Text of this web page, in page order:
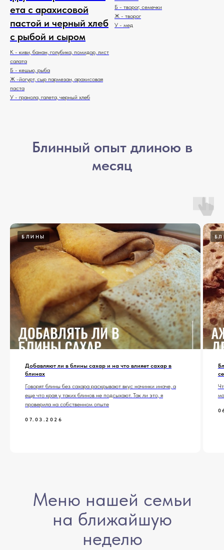
ета с арахисовой
пастой и черный хлеб
с рыбой и сыром
К - киви, банан, голубика, помидор, лист
салата
Б - кешью, рыба
Ж -йогурт, сыр пармезан, арахисовая
паста
У - гранола, галета, черный хлеб
Б - творог, семечки
Ж - творог
У - мед
Блинный опыт длиною в
месяц
БЛИНЫ
Добавляют ли в блины сахар и на что влияет сахар в
блинах
Говорят блины без сахара раскрывают вкус начинки иначе, а
еще что края у таких блинов не подсыхают. Так ли это, я
проверила на собственном опыте
07.03.2026
Меню нашей семьи
на ближайшую
неделю